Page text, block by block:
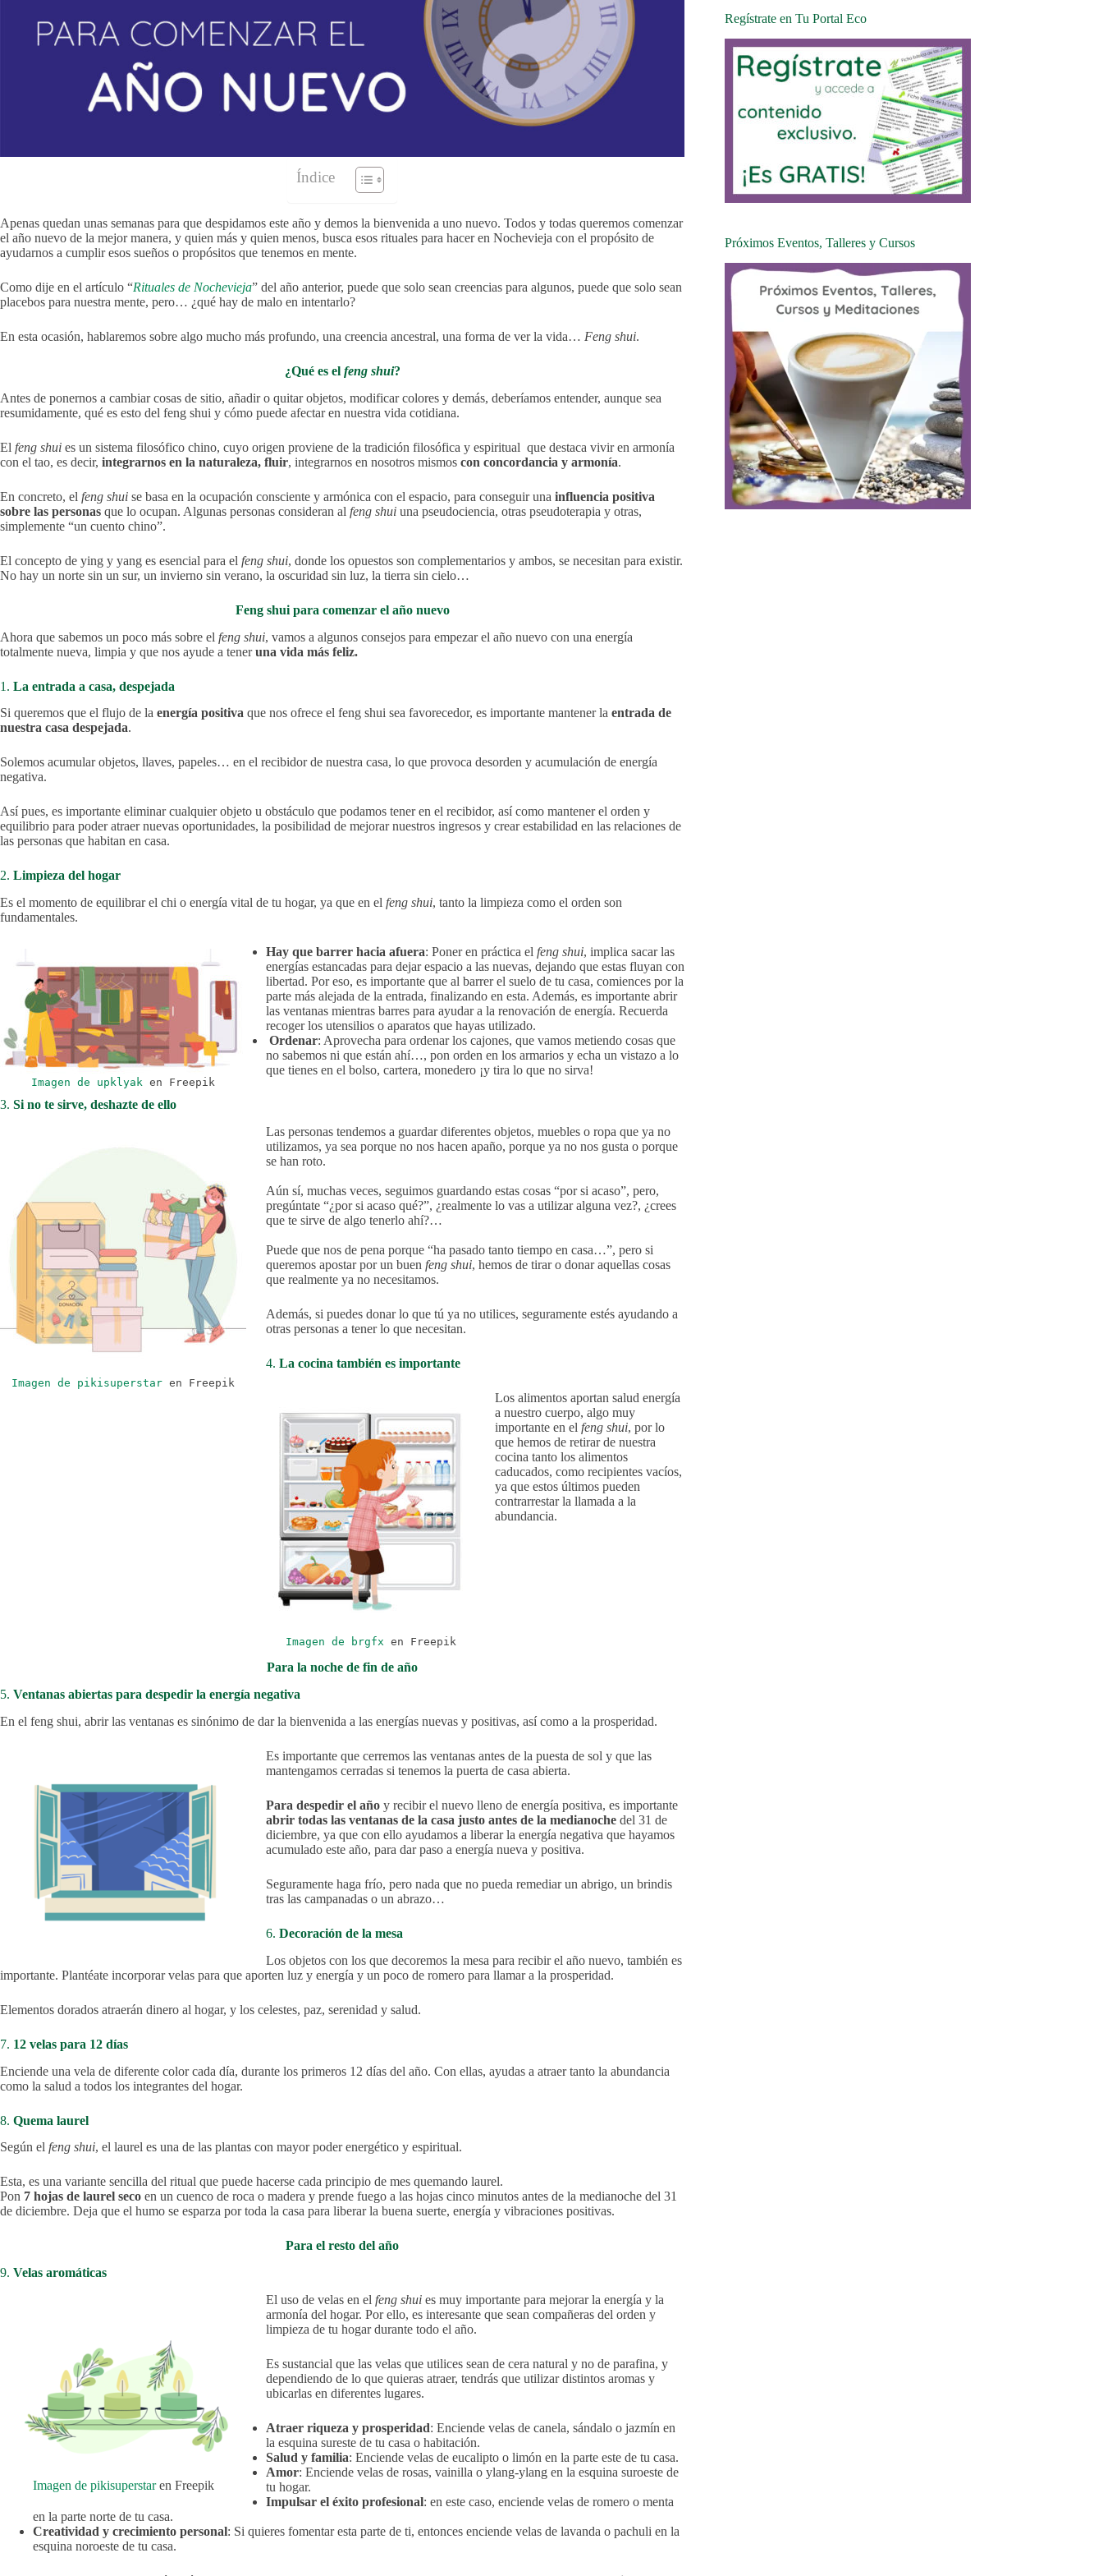
Índice
Apenas quedan unas semanas para que despidamos este año y demos la bienvenida a uno nuevo. Todos y todas queremos comenzar
el año nuevo de la mejor manera, y quien más y quien menos, busca esos rituales para hacer en Nochevieja con el propósito de
ayudarnos a cumplir esos sueños o propósitos que tenemos en mente.
Como dije en el artículo “Rituales de Nochevieja” del año anterior, puede que solo sean creencias para algunos, puede que solo sean
placebos para nuestra mente, pero… ¿qué hay de malo en intentarlo?
En esta ocasión, hablaremos sobre algo mucho más profundo, una creencia ancestral, una forma de ver la vida… Feng shui.
¿Qué es el feng shui?
Antes de ponernos a cambiar cosas de sitio, añadir o quitar objetos, modificar colores y demás, deberíamos entender, aunque sea
resumidamente, qué es esto del feng shui y cómo puede afectar en nuestra vida cotidiana.
El feng shui es un sistema filosófico chino, cuyo origen proviene de la tradición filosófica y espiritual que destaca vivir en armonía
con el tao, es decir, integrarnos en la naturaleza, fluir, integrarnos en nosotros mismos con concordancia y armonía.
En concreto, el feng shui se basa en la ocupación consciente y armónica con el espacio, para conseguir una influencia positiva
sobre las personas que lo ocupan. Algunas personas consideran al feng shui una pseudociencia, otras pseudoterapia y otras,
simplemente “un cuento chino”.
El concepto de ying y yang es esencial para el feng shui, donde los opuestos son complementarios y ambos, se necesitan para existir.
No hay un norte sin un sur, un invierno sin verano, la oscuridad sin luz, la tierra sin cielo…
Feng shui para comenzar el año nuevo
Ahora que sabemos un poco más sobre el feng shui, vamos a algunos consejos para empezar el año nuevo con una energía
totalmente nueva, limpia y que nos ayude a teneruna vida más feliz.
1. La entrada a casa, despejada
Si queremos que el flujo de la energía positiva que nos ofrece el feng shui sea favorecedor, es importante mantener la entrada de
nuestra casa despejada.
Solemos acumular objetos, llaves, papeles… en el recibidor de nuestra casa, lo que provoca desorden y acumulación de energía
negativa.
Así pues, es importante eliminar cualquier objeto u obstáculo que podamos tener en el recibidor, así como mantener el orden y
equilibrio para poder atraer nuevas oportunidades, la posibilidad de mejorar nuestros ingresos y crear estabilidad en las relaciones de
las personas que habitan en casa.
2. Limpieza del hogar
Es el momento de equilibrar el chi o energía vital de tu hogar, ya que en el feng shui, tanto la limpieza como el orden son
fundamentales.
Imagen de upklyak en Freepik
Hay que barrer hacia afuera: Poner en práctica el feng shui, implica sacar las
energías estancadas para dejar espacio a las nuevas, dejando que estas fluyan con
libertad. Por eso, es importante que al barrer el suelo de tu casa, comiences por la
parte más alejada de la entrada, finalizando en esta. Además, es importante abrir
las ventanas mientras barres para ayudar a la renovación de energía. Recuerda
recoger los utensilios o aparatos que hayas utilizado.
Ordenar: Aprovecha para ordenar los cajones, que vamos metiendo cosas que
no sabemos ni que están ahí…, pon orden en los armarios y echa un vistazo a lo
que tienes en el bolso, cartera, monedero ¡y tira lo que no sirva!
3. Si no te sirve, deshazte de ello
Imagen de pikisuperstar en Freepik
Las personas tendemos a guardar diferentes objetos, muebles o ropa que ya no
utilizamos, ya sea porque no nos hacen apaño, porque ya no nos gusta o porque
se han roto.
Aún sí, muchas veces, seguimos guardando estas cosas “por si acaso”, pero,
pregúntate “¿por si acaso qué?”, ¿realmente lo vas a utilizar alguna vez?, ¿crees
que te sirve de algo tenerlo ahí?…
Puede que nos de pena porque “ha pasado tanto tiempo en casa…”, pero si
queremos apostar por un buen feng shui, hemos de tirar o donar aquellas cosas
que realmente ya no necesitamos.
Además, si puedes donar lo que tú ya no utilices, seguramente estés ayudando a
otras personas a tener lo que necesitan.
4. La cocina también es importante
Imagen de brgfx en Freepik
Los alimentos aportan salud energía
a nuestro cuerpo, algo muy
importante en el feng shui, por lo
que hemos de retirar de nuestra
cocina tanto los alimentos
caducados, como recipientes vacíos,
ya que estos últimos pueden
contrarrestar la llamada a la
abundancia.
Para la noche de fin de año
5. Ventanas abiertas para despedir la energía negativa
En el feng shui, abrir las ventanas es sinónimo de dar la bienvenida a las energías nuevas y positivas, así como a la prosperidad.
Es importante que cerremos las ventanas antes de la puesta de sol y que las
mantengamos cerradas si tenemos la puerta de casa abierta.
Para despedir el año y recibir el nuevo lleno de energía positiva, es importante
abrir todas las ventanas de la casa justo antes de la medianoche del 31 de
diciembre, ya que con ello ayudamos a liberar la energía negativa que hayamos
acumulado este año, para dar paso a energía nueva y positiva.
Seguramente haga frío, pero nada que no pueda remediar un abrigo, un brindis
tras las campanadas o un abrazo…
6. Decoración de la mesa
Los objetos con los que decoremos la mesa para recibir el año nuevo, también es
importante. Plantéate incorporar velas para que aporten luz y energía y un poco de romero para llamar a la prosperidad.
Elementos dorados atraerán dinero al hogar, y los celestes, paz, serenidad y salud.
7. 12 velas para 12 días
Enciende una vela de diferente color cada día, durante los primeros 12 días del año. Con ellas, ayudas a atraer tanto la abundancia
como la salud a todos los integrantes del hogar.
8. Quema laurel
Según el feng shui, el laurel es una de las plantas con mayor poder energético y espiritual.
Esta, es una variante sencilla del ritual que puede hacerse cada principio de mes quemando laurel.
Pon 7 hojas de laurel seco en un cuenco de roca o madera y prende fuego a las hojas cinco minutos antes de la medianoche del 31
de diciembre. Deja que el humo se esparza por toda la casa para liberar la buena suerte, energía y vibraciones positivas.
Para el resto del año
9. Velas aromáticas
Imagen de pikisuperstaren Freepik
El uso de velas en el feng shui es muy importante para mejorar la energía y la
armonía del hogar. Por ello, es interesante que sean compañeras del orden y
limpieza de tu hogar durante todo el año.
Es sustancial que las velas que utilices sean de cera natural y no de parafina, y
dependiendo de lo que quieras atraer, tendrás que utilizar distintos aromas y
ubicarlas en diferentes lugares.
Atraer riqueza y prosperidad: Enciende velas de canela, sándalo o jazmín en
la esquina sureste de tu casa o habitación.
Salud y familia: Enciende velas de eucalipto o limón en la parte este de tu casa.
Amor: Enciende velas de rosas, vainilla o ylang-ylang en la esquina suroeste de
tu hogar.
Impulsar el éxito profesional: en este caso, enciende velas de romero o menta
en la parte norte de tu casa.
Creatividad y crecimiento personal: Si quieres fomentar esta parte de ti, entonces enciende velas de lavanda o pachuli en la
esquina noroeste de tu casa.
Regístrate en Tu Portal Eco
Próximos Eventos, Talleres y Cursos